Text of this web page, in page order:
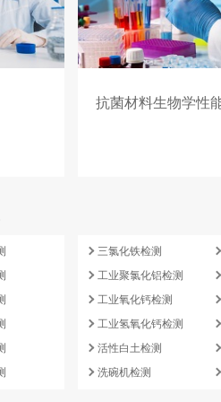
抗菌材料生物学性
三氯化铁检测
工业聚氯化铝检测
工业氧化钙检测
工业氢氧化钙检测
活性白土检测
洗碗机检测